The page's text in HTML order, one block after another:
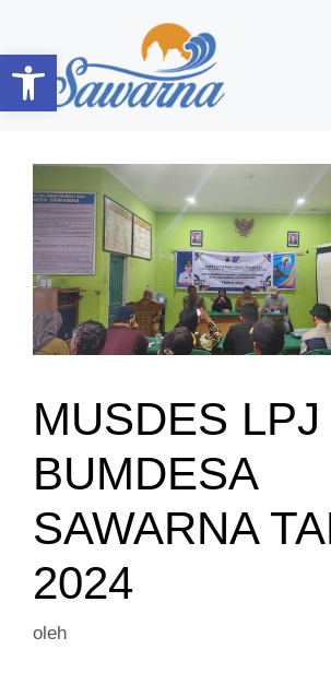
Open toolbar
MUSDES LPJ
BUMDESA
SAWARNA
2024
oleh